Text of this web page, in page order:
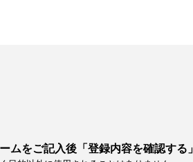
ムをご記入後「登録内容を確認する